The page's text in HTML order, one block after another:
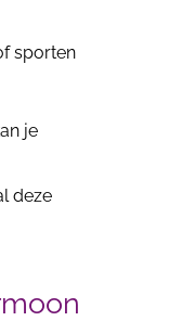
sporten
je
deze